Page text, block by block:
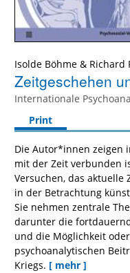
Isolde Böhme & Richard
Zeitgeschehen
Internationale
Print
Die Autor*innen zeigen
mit der Zeit verbunden
Versuchen, das aktuelle
in der Betrachtung
Sie nehmen zentrale
darunter die
und die Möglichkeit
psychoanalytischen
Kriegs. [ mehr ]